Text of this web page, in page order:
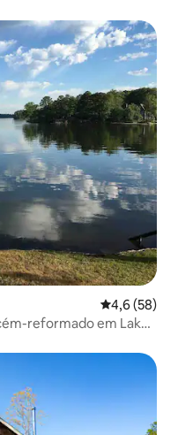
4,6 de uma
4,6 (58)
reformado em Lake